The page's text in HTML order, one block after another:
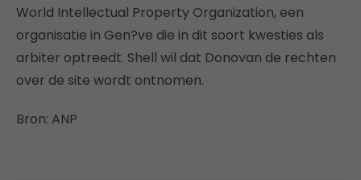
World Intellectual Property Organization, een
organisatie in Gen?ve die in dit soort kwesties als
arbiter optreedt. Shell wil dat Donovan de rechten
over de site wordt ontnomen.
Bron: ANP